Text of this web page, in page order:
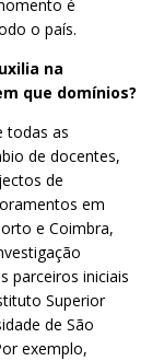
é
o país.
na
que domínios?
todas as
de docentes,
de
em
e Coimbra,
parceiros iniciais
Superior
de São
exemplo,